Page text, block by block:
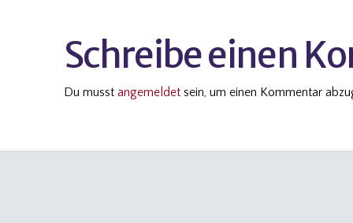
Schreibe einen
Du musst angemeldetsein, um einen Kommentar